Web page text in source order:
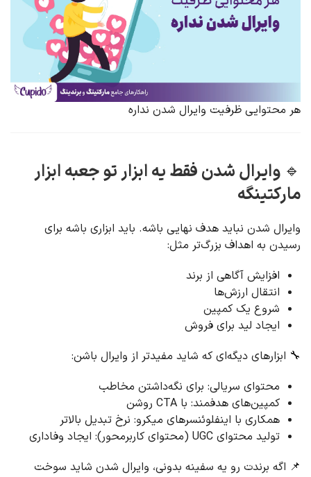
هر محتوایی ظرفیت وایرال شدن نداره
🔹 وایرال شدن فقط یه ابزار تو جعبه‌ ابزار
مارکتینگه
وایرال شدن نباید هدف نهایی باشه. باید ابزاری باشه برای
رسیدن به اهداف بزرگ‌تر مثل:
افزایش آگاهی از برند
انتقال ارزش‌ها
شروع یک کمپین
ایجاد لید برای فروش
🔧 ابزارهای دیگه‌ای که شاید مفیدتر از وایرال باشن:
محتوای سریالی: برای نگه‌داشتن مخاطب
کمپین‌های هدفمند: با CTA روشن
همکاری با اینفلوئنسرهای میکرو: نرخ تبدیل بالاتر
تولید محتوای UGC (محتوای کاربرمحور): ایجاد وفاداری
📌 اگه برندت رو یه سفینه بدونی، وایرال شدن شاید سوخت